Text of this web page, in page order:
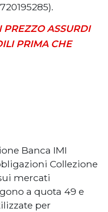
PREZZO ASSURDI
PRIMA CHE
Banca IMI
Collezione
mercati
a quota 49 e
per